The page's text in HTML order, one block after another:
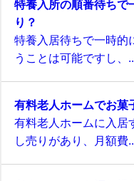
特養入所の順番待ちで
り？
特養入居待ちで一時的
うことは可能ですし、
有料老人ホームでお菓
有料老人ホームに入居
し売りがあり、月額費